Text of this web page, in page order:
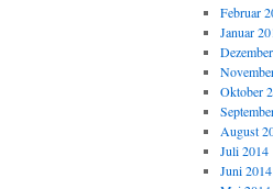
Februar
Januar
Oktober
August
Juli 2014
Juni 2014